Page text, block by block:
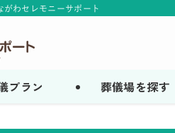
わセレモニーサポート
プラン 葬儀場を探す